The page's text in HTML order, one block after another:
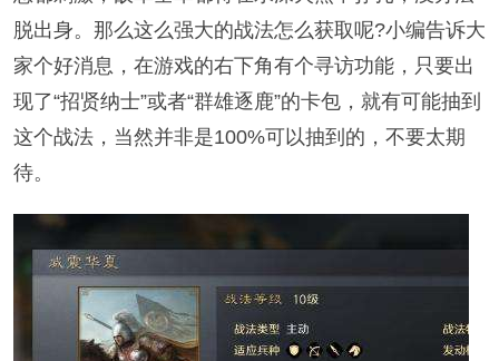
脱出身。那么这么强大的战法怎么获取呢?小编告诉大
家个好消息，在游戏的右下角有个寻访功能，只要出
现了“招贤纳士”或者“群雄逐鹿”的卡包，就有可能抽到
这个战法，当然并非是100%可以抽到的，不要太期
待。